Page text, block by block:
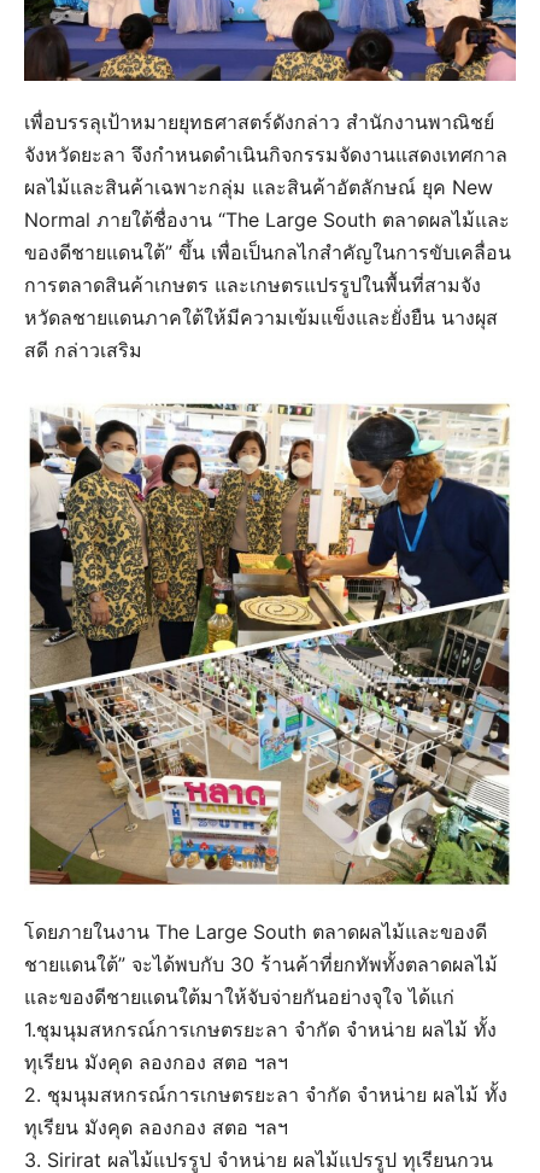
เพื่อบรรลุเป้าหมายยุทธศาสตร์ดังกล่าว สำนักงานพาณิชย์
จังหวัดยะลา จึงกำหนดดำเนินกิจกรรมจัดงานแสดงเทศกาล
ผลไม้และสินค้าเฉพาะกลุ่ม และสินค้าอัตลักษณ์ ยุค New
Normal ภายใต้ชื่องาน “The Large South ตลาดผลไม้และ
ของดีชายแดนใต้” ขึ้น เพื่อเป็นกลไกสำคัญในการขับเคลื่อน
การตลาดสินค้าเกษตร และเกษตรแปรรูปในพื้นที่สามจัง
หวัดลชายแดนภาคใต้ให้มีความเข้มแข็งและยั่งยืน นางผุส
สดี กล่าวเสริม
โดยภายในงาน The Large South ตลาดผลไม้และของดี
ชายแดนใต้” จะได้พบกับ 30 ร้านค้าที่ยกทัพทั้งตลาดผลไม้
และของดีชายแดนใต้มาให้จับจ่ายกันอย่างจุใจ ได้แก่
1.ชุมนุมสหกรณ์การเกษตรยะลา จํากัด จำหน่าย ผลไม้ ทั้ง
ทุเรียน มังคุด ลองกอง สตอ ฯลฯ
2. ชุมนุมสหกรณ์การเกษตรยะลา จํากัด จำหน่าย ผลไม้ ทั้ง
ทุเรียน มังคุด ลองกอง สตอ ฯลฯ
3. Sirirat ผลไม้แปรรูป จำหน่าย ผลไม้แปรรูป ทุเรียนกวน